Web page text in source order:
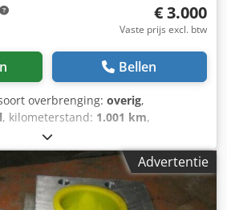
€ 3.000
Vaste prijs excl. btw
Bellen
overbrenging: overig,
, kilometerstand: 1.001 km,
, Voertuiglocatie: Bovenden,
GEBRUIKT Nr.: 10759J8766
GARANTIE, wijzigingen, tussentijdse
voorbehouden! Crjdji Rpbdopfx Ai
Advertentie